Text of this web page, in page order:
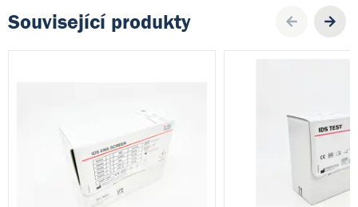
Související produkty